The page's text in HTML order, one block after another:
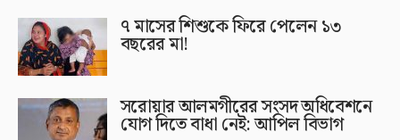
৭ মাসের শিশুকে ফিরে পেলেন ১৩
বছরের মা!
সরোয়ার আলমগীরের সংসদ অধিবেশনে
যোগ দিতে বাধা নেই: আপিল বিভাগ